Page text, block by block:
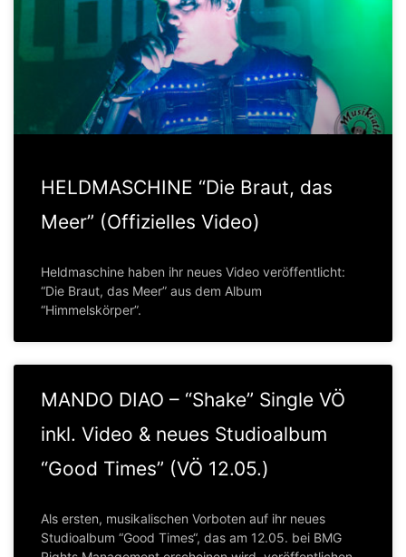
HELDMASCHINE “Die Braut, das
Meer” (Offizielles Video)
Heldmaschine haben ihr neues Video veröffentlicht:
“Die Braut, das Meer” aus dem Album
“Himmelskörper”.
MANDO DIAO – “Shake” Single VÖ
inkl. Video & neues Studioalbum
“Good Times” (VÖ 12.05.)
Als ersten, musikalischen Vorboten auf ihr neues
Studioalbum “Good Times“, das am 12.05. bei BMG